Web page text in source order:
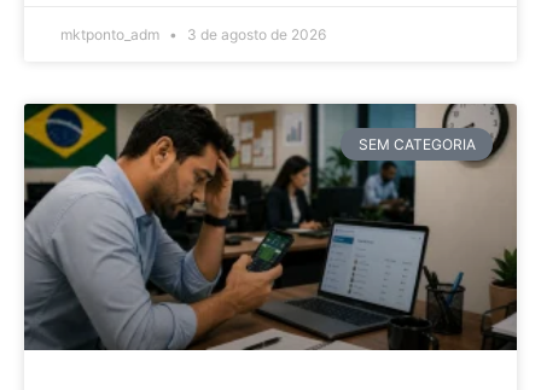
mktponto_adm 3 de agosto de 2026
SEM CATEGORIA